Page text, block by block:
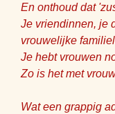
En onthoud dat
Je vriendinnen, je
vrouwelijke
Je hebt vrouwen
Zo is het met
Wat een grappig